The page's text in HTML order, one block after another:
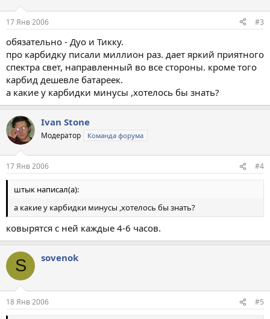
17 Янв 2006 #3
обязательно - Дуо и Тикку.
про карбидку писали миллион раз. дает яркий приятного
спектра свет, направленный во все стороны. кроме того
карбид дешевле батареек.
а какие у карбидки минусы ,хотелось бы знать?
Ivan Stone
Модератор Команда форума
17 Янв 2006 #4
штык написал(а):
а какие у карбидки минусы ,хотелось бы знать?
ковырятся с ней каждые 4-6 часов.
S sovenok
18 Янв 2006 #5